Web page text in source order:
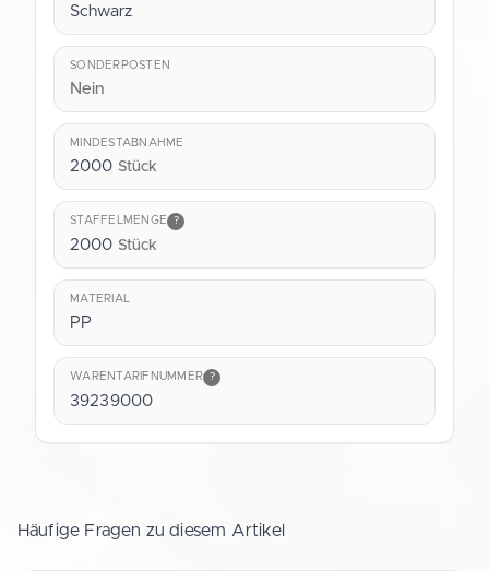
Schwarz
SONDERPOSTEN
Nein
MINDESTABNAHME
2000 Stück
STAFFELMENGE ?
2000 Stück
MATERIAL
PP
WARENTARIFNUMMER ?
39239000
Häufige Fragen zu diesem Artikel